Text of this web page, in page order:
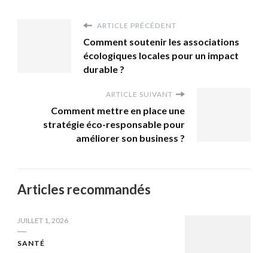
ARTICLE PRÉCÉDENT
Comment soutenir les associations
écologiques locales pour un impact
durable ?
ARTICLE SUIVANT
Comment mettre en place une
stratégie éco-responsable pour
améliorer son business ?
Articles recommandés
JUILLET 1, 2026
SANTÉ